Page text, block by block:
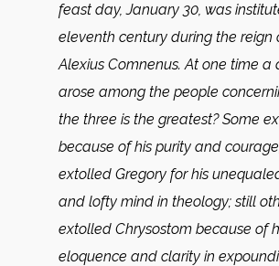
feast day, January 30, was
eleventh century during the reign
Alexius Comnenus. At one time a
arose among the people
the three is the greatest? Some
because of his purity and
extolled Gregory for his
and lofty mind in theology; still
extolled Chrysostom because of
eloquence and clarity in